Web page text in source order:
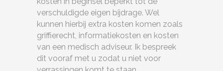
verschuldigde eigen bijdrage. Wel
kunnen hierbij extra kosten komen zoals
griffierecht, informatiekosten en kosten
van een medisch adviseur. Ik bespreek
dit vooraf met u zodat u niet voor